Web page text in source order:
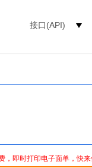
接口(API)
，即时打印电子面单，快